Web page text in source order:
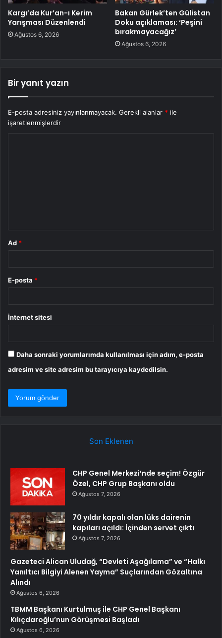
Kargı’da Kur’an-ı Kerim
Yarışması Düzenlendi
Ağustos 6, 2026
Bakan Gürlek’ten Gülistan
Doku açıklaması: ‘Peşini
bırakmayacağız’
Ağustos 6, 2026
Bir yanıt yazın
E-posta adresiniz yayınlanmayacak. Gerekli alanlar * ile
işaretlenmişlerdir
Ad *
E-posta *
İnternet sitesi
Daha sonraki yorumlarımda kullanılması için adım, e-posta
adresim ve site adresim bu tarayıcıya kaydedilsin.
Son Eklenen
CHP Genel Merkezi’nde seçim! Özgür
Özel, CHP Grup Başkanı oldu
Ağustos 7, 2026
70 yıldır kapalı olan lüks dairenin
kapıları açıldı: İçinden servet çıktı
Ağustos 7, 2026
Gazeteci Alican Uludağ, “Devleti Aşağılama” ve “Halkı
Yanıltıcı Bilgiyi Alenen Yayma” Suçlarından Gözaltına
Alındı
Ağustos 6, 2026
TBMM Başkanı Kurtulmuş ile CHP Genel Başkanı
Kılıçdaroğlu’nun Görüşmesi Başladı
Ağustos 6, 2026